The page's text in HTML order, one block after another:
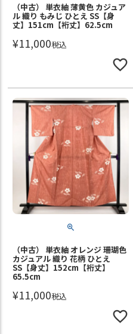
（中古） 単衣紬 薄黄色 カジュア
ル 織り もみじ ひとえ SS【身
丈】151cm【裄丈】62.5cm
¥11,000税込
（中古） 単衣紬 オレンジ 珊瑚色
カジュアル 織り 花柄 ひとえ
SS【身丈】152cm【裄丈】
65.5cm
¥11,000税込